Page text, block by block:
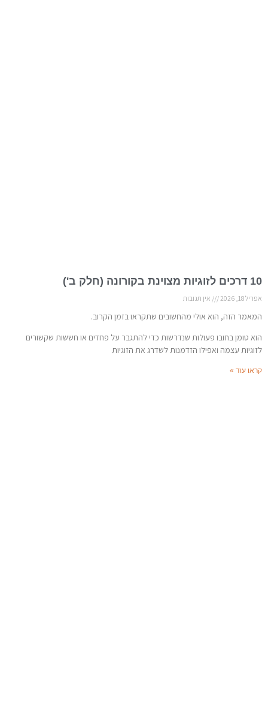
10 דרכים לזוגיות מצוינת בקורונה (חלק ב')
אפריל 18, 2026 אין תגובות
המאמר הזה, הוא אולי מהחשובים שתקראו בזמן הקרוב.
הוא טומן בחובו פעולות שנדרשות כדי להתגבר על פחדים או חששות שקשורים
לזוגיות עצמה ואפילו הזדמנות לשדרג את הזוגיות
קראו עוד »